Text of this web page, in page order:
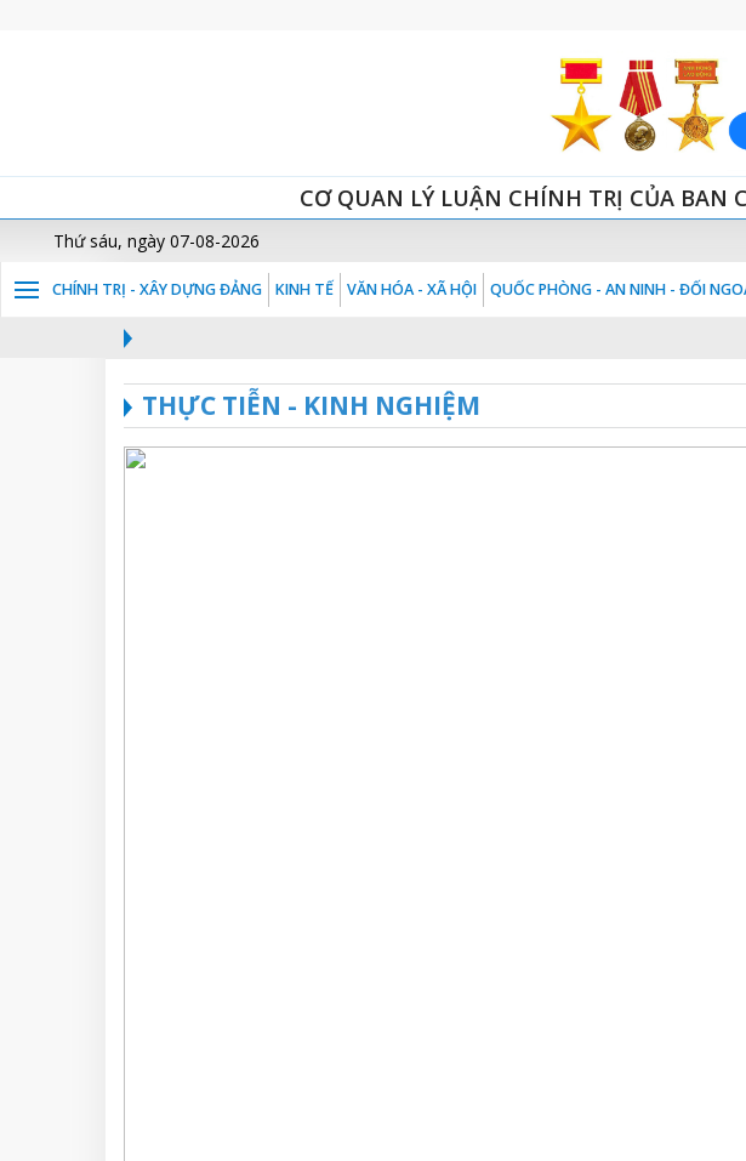
CƠ QUAN LÝ LUẬN CHÍNH TRỊ CỦA BAN
Thứ sáu, ngày 07-08-2026
CHÍNH TRỊ - XÂY DỰNG ĐẢNG KINH TẾ VĂN HÓA - XÃ HỘI QUỐC PHÒNG - AN NINH - ĐỐI
THỰC TIỄN - KINH NGHIỆM